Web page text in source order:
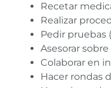
Recetar
Realizar
Pedir pruebas
Asesorar
Colaborar en
Hacer rondas